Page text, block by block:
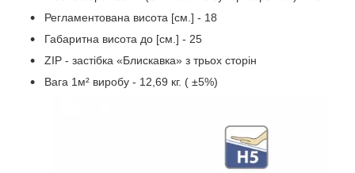
Регламентована висота [cм.] - 18
Габаритна висота до [cм.] - 25
ZIP - застібкa «Блискавка» з трьох сторін
Вага 1м² виробу - 12,69 кг. ( ±5%)